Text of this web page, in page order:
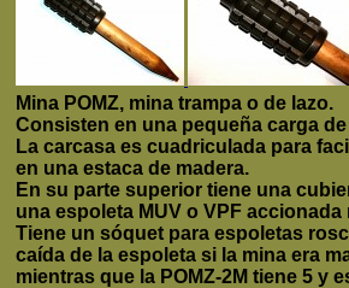
Mina POMZ, mina trampa o de lazo.
Consisten en una pequeña carga
La carcasa es cuadriculada para
en una estaca de madera.
En su parte superior tiene una
una espoleta MUV o VPF accionada
Tiene un sóquet para espoletas
caída de la espoleta si la mina era
mientras que la POMZ-2M tiene 5 y